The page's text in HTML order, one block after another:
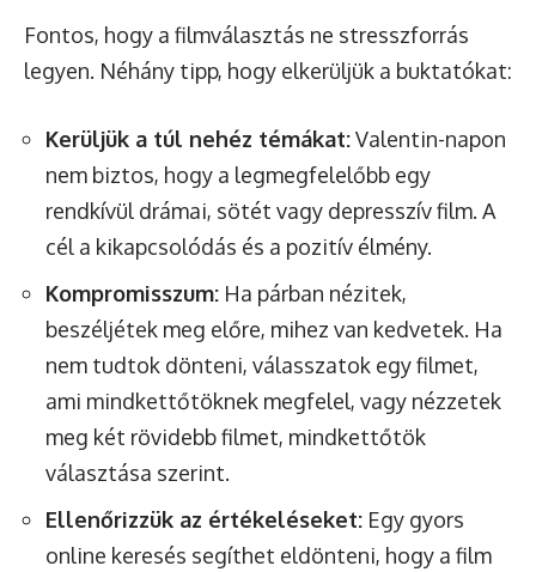
Fontos, hogy a filmválasztás ne stresszforrás
legyen. Néhány tipp, hogy elkerüljük a buktatókat:
Kerüljük a túl nehéz témákat:Valentin-napon
nem biztos, hogy a legmegfelelőbb egy
rendkívül drámai, sötét vagy depresszív film. A
cél a kikapcsolódás és a pozitív élmény.
Kompromisszum: Ha párban nézitek,
beszéljétek meg előre, mihez van kedvetek. Ha
nem tudtok dönteni, válasszatok egy filmet,
ami mindkettőtöknek megfelel, vagy nézzetek
meg két rövidebb filmet, mindkettőtök
választása szerint.
Ellenőrizzük az értékeléseket: Egy gyors
online keresés segíthet eldönteni, hogy a film